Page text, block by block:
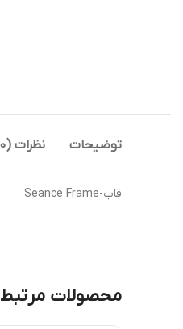
توضیحات نظرات (0)
قاب-Seance Frame
محصولات مرتبط